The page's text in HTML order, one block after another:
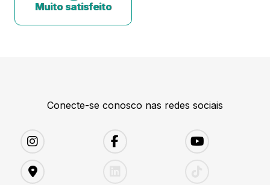
Muito satisfeito
Conecte-se conosco nas redes sociais